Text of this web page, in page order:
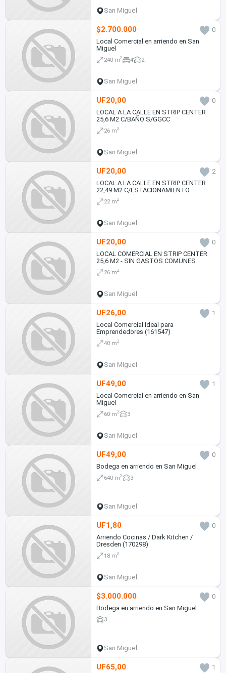
San Miguel
$2.700.000
0
Local Comercial en arriendo en San
Miguel
240 m2 4 2
San Miguel
UF20,00
0
LOCAL A LA CALLE EN STRIP CENTER
25,6 M2 C/BAÑO S/GGCC
26 m2
San Miguel
UF20,00
2
LOCAL A LA CALLE EN STRIP CENTER
22,49 M2 C/ESTACIONAMIENTO
22 m2
San Miguel
UF20,00
0
LOCAL COMERCIAL EN STRIP CENTER
25,6 M2 - SIN GASTOS COMUNES
26 m2
San Miguel
UF26,00
1
Local Comercial Ideal para
Emprendedores (161547)
40 m2
San Miguel
UF49,00
1
Local Comercial en arriendo en San
Miguel
60 m2 3
San Miguel
UF49,00
0
Bodega en arriendo en San Miguel
640 m2 3
San Miguel
UF1,80
0
Arriendo Cocinas / Dark Kitchen /
Dresden (170298)
18 m2
San Miguel
$3.000.000
0
Bodega en arriendo en San Miguel
3
San Miguel
UF65,00 1